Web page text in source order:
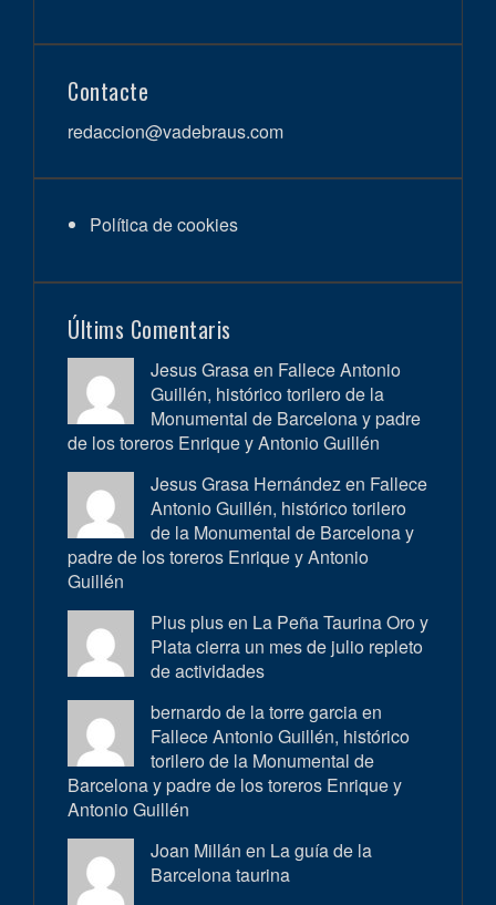
Contacte
redaccion@vadebraus.com
Política de cookies
Últims Comentaris
Jesus Grasa en Fallece Antonio
Guillén, histórico torilero de la
Monumental de Barcelona y padre
de los toreros Enrique y Antonio Guillén
Jesus Grasa Hernández en Fallece
Antonio Guillén, histórico torilero
de la Monumental de Barcelona y
padre de los toreros Enrique y Antonio
Guillén
Plus plus en La Peña Taurina Oro y
Plata cierra un mes de julio repleto
de actividades
bernardo de la torre garcia en
Fallece Antonio Guillén, histórico
torilero de la Monumental de
Barcelona y padre de los toreros Enrique y
Antonio Guillén
Joan Millán en La guía de la
Barcelona taurina